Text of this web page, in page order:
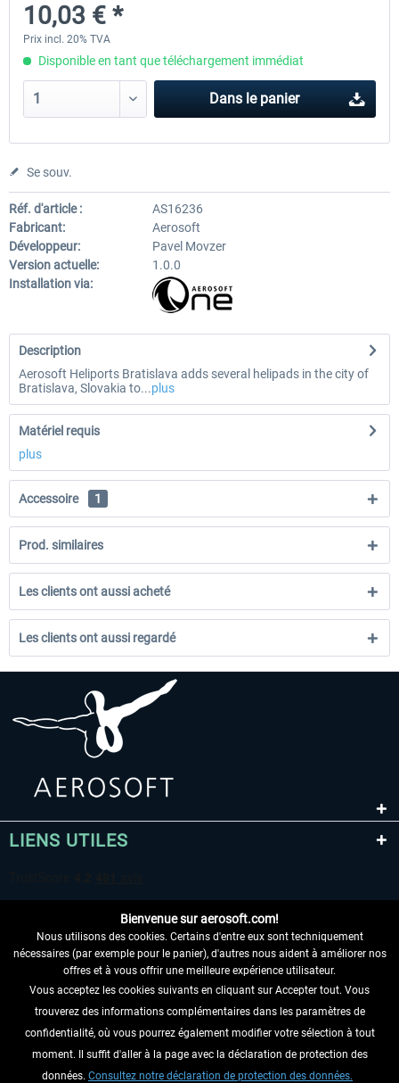
18,10 € *
10,03 € *
Prix incl. 20% TVA
Disponible en tant que téléchargement immédiat
Dans le panier
Se souv.
Réf. d'article :
AS16236
Fabricant:
Aerosoft
Développeur:
Pavel Movzer
Version actuelle:
1.0.0
Installation via:
Description
Aerosoft Heliports Bratislava adds several helipads in the city of
Bratislava, Slovakia to...plus
Matériel requis
plus
Accessoire 1
Prod. similaires
Les clients ont aussi acheté
Les clients ont aussi regardé
LIENS UTILES
RENONCER AU CONTRAT ICI
INFORMATIONS
NE MANQUEZ PAS LES DERNIÈRES
Bienvenue sur aerosoft.com!
Nous utilisons des cookies. Certains d'entre eux sont techniquement
nécessaires (par exemple pour le panier), d'autres nous aident à améliorer nos
offres et à vous offrir une meilleure expérience utilisateur.
Vous acceptez les cookies suivants en cliquant sur Accepter tout. Vous
trouverez des informations complémentaires dans les paramètres de
confidentialité, où vous pourrez également modifier votre sélection à tout
moment. Il suffit d'aller à la page avec la déclaration de protection des
données. Consultez notre déclaration de protection des données.